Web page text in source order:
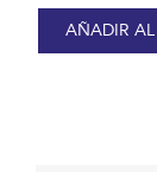
AÑADIR